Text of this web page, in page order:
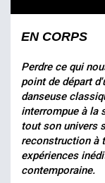
EN CORPS
Perdre ce qui
point de départ
danseuse
interrompue à la
tout son univers
reconstruction à
expériences
contemporaine.